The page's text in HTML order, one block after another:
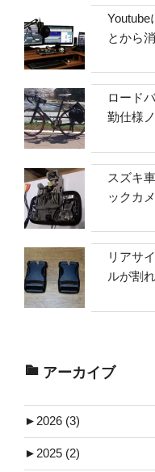
とから
ロード
勤仕様
スズキ
ックカ
リアサ
ルが割
アーカイブ
► 2026 (3)
► 2025 (2)